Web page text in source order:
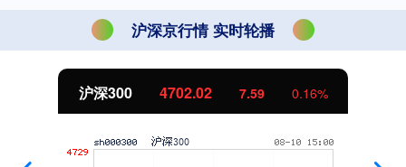
沪深京行情 实时轮播
沪深300 4702.02 7.59 0.16%